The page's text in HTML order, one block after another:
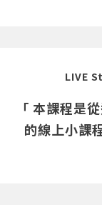
LIVE
「 本課程是
的線上小課